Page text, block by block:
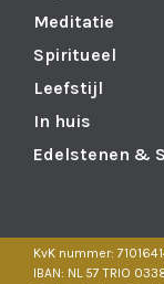
Meditatie
Spiritueel
Leefstijl
In huis
Edelstenen &
KvK nummer:
IBAN: NL 57 TRIO